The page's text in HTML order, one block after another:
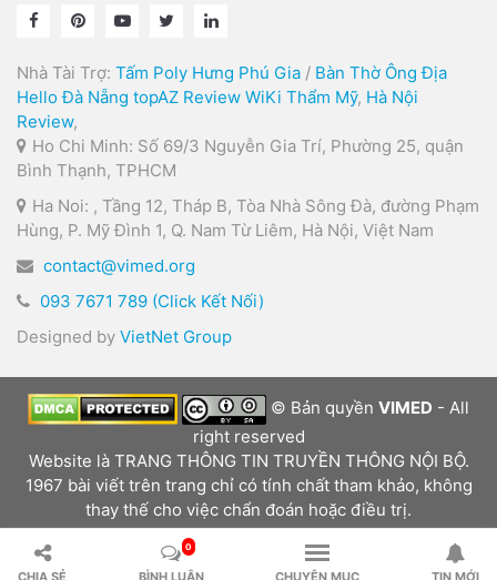
Nhà Tài Trợ: Tấm Poly Hưng Phú Gia / Bàn Thờ Ông Địa
Hello Đà Nẵng topAZ Review WiKi Thẩm Mỹ, Hà Nội
Review,
Ho Chi Minh: Số 69/3 Nguyễn Gia Trí, Phường 25, quận
Bình Thạnh, TPHCM
Ha Noi: , Tầng 12, Tháp B, Tòa Nhà Sông Đà, đường Phạm
Hùng, P. Mỹ Đình 1, Q. Nam Từ Liêm, Hà Nội, Việt Nam
contact@vimed.org
093 7671 789 (Click Kết Nối)
Designed by VietNet Group
© Bản quyềnVIMED - All
right reserved
Website là TRANG THÔNG TIN TRUYỀN THÔNG NỘI BỘ.
1967 bài viết trên trang chỉ có tính chất tham khảo, không
thay thế cho việc chẩn đoán hoặc điều trị.
CHIA SẺ
0
BÌNH LUẬN CHUYÊN MỤC TIN MỚI